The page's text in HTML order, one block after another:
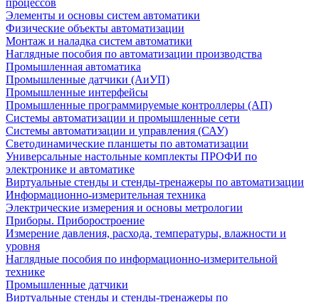
процессов
Элементы и основы систем автоматики
Физические объекты автоматизации
Монтаж и наладка систем автоматики
Наглядные пособия по автоматизации производства
Промышленная автоматика
Промышленные датчики (АиУП)
Промышленные интерфейсы
Промышленные программируемые контроллеры (АП)
Системы автоматизации и промышленные сети
Системы автоматизации и управления (САУ)
Светодинамические планшеты по автоматизации
Универсальные настольные комплекты ПРОФИ по
электронике и автоматике
Виртуальные стенды и стенды-тренажеры по автоматизации
Информационно-измерительная техника
Электрические измерения и основы метрологии
Приборы. Приборостроение
Измерение давления, расхода, температуры, влажности и
уровня
Наглядные пособия по информационно-измерительной
технике
Промышленные датчики
Виртуальные стенды и стенды-тренажеры по